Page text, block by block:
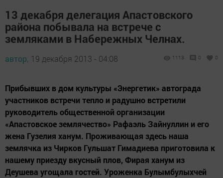
13 декабря делегация Апастовского
района побывала на встрече с
земляками в Набережных Челнах.
автор, 19 декабря 2013 - 04:08 1113 0 0
Прибывших в дом культуры «Энергетик» автограда
участников встречи тепло и радушно встретили
руководитель общественной организации
«Апастовское землячество» Рафаэль Зайнуллин и его
жена Гузелия ханум. Проживающая здесь наша
землячка из Чирков Гульшат Гимадиева приготовила к
нашему приезду вкусный плов, Фирая ханум из
Деушева угощала гостей. Уроженка Булымбулыхчей